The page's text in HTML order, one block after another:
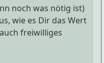
noch was nötig ist)
wie es Dir das Wert
freiwilliges